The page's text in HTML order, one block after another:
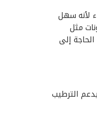
لأنه سهل
مثل
إلى
الترطيب